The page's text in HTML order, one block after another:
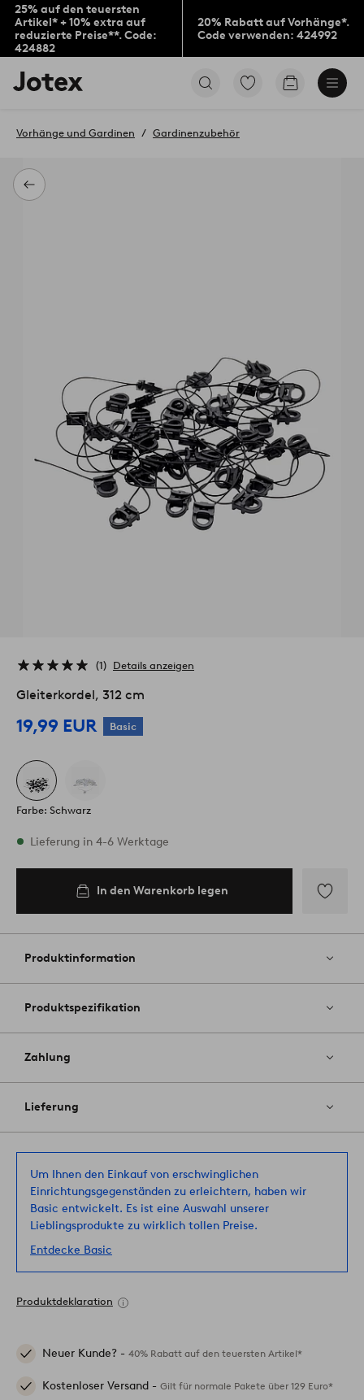
25% auf den teuersten
Artikel* + 10% extra auf
reduzierte Preise**. Code:
424882
20% Rabatt auf Vorhänge*.
Code verwenden: 424992
Jotex-
Logo
Startseite
Zu
Zum
Zurück
Vorhänge und Gardinen Gardinenzubehör
1 Details anzeigen
Gleiterkordel, 312 cm
19,99 EUR Basic
Farbe: Schwarz
Vorrätig
Lieferung in 4-6 Werktage
In den Warenkorb legen
Favoriten
Produktinformation
Produktspezifikation
Zahlung
Lieferung
Um Ihnen den Einkauf von erschwinglichen
Einrichtungsgegenständen zu erleichtern, haben wir
Basic entwickelt. Es ist eine Auswahl unserer
Lieblingsprodukte zu wirklich tollen Preise.
Entdecke Basic
Produktdeklaration
Neuer Kunde? - 40% Rabatt auf den teuersten Artikel*
Kostenloser Versand - Gilt für normale Pakete über 129 Euro*